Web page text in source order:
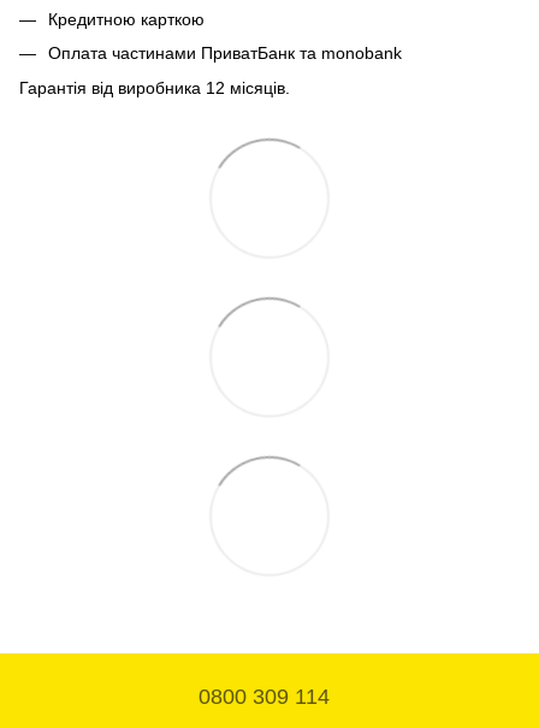
Кредитною карткою
Оплата частинами ПриватБанк та monobank
Гарантія від виробника 12 місяців.
0800 309 114